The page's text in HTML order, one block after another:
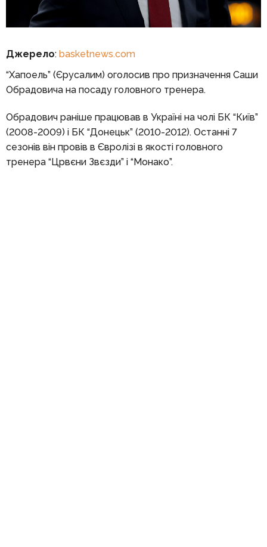
Джерело: basketnews.com
“Хапоель” (Єрусалим) оголосив про призначення Саши
Обрадовича на посаду головного тренера.
Обрадович раніше працював в Україні на чолі БК “Київ”
(2008-2009) і БК “Донецьк” (2010-2012). Останні 7
сезонів він провів в Євролізі в якості головного
тренера “Црвєни Звєзди” і “Монако”.